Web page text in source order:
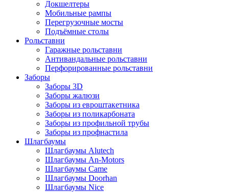
Докшелтеры
Мобильные рампы
Перегрузочные мосты
Подъёмные столы
Рольставни
Гаражные рольставни
Антивандальные рольставни
Перфорированные рольставни
Заборы
Заборы 3D
Заборы жалюзи
Заборы из евроштакетника
Заборы из поликарбоната
Заборы из профильной трубы
Заборы из профнастила
Шлагбаумы
Шлагбаумы Alutech
Шлагбаумы An-Motors
Шлагбаумы Came
Шлагбаумы Doorhan
Шлагбаумы Nice